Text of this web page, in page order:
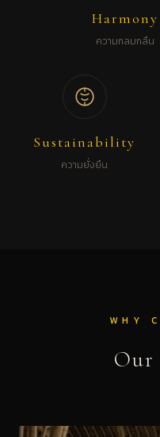
Harmony
ความกลมกลืน
Sustainability
ความยั่งยืน
WHY
Our